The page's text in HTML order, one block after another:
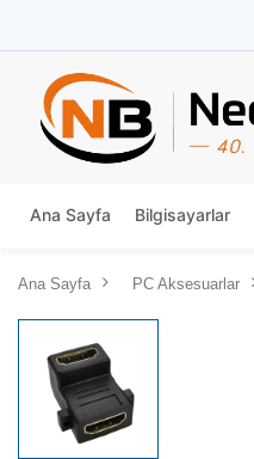
Ana Sayfa Bilgisayarlar
Ana Sayfa PC Aksesuarlar